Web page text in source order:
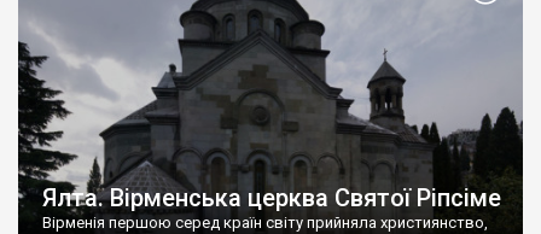
Ялта. Вірменська церква Святої Ріпсіме
Вірменія першою серед країн світу прийняла християнство,